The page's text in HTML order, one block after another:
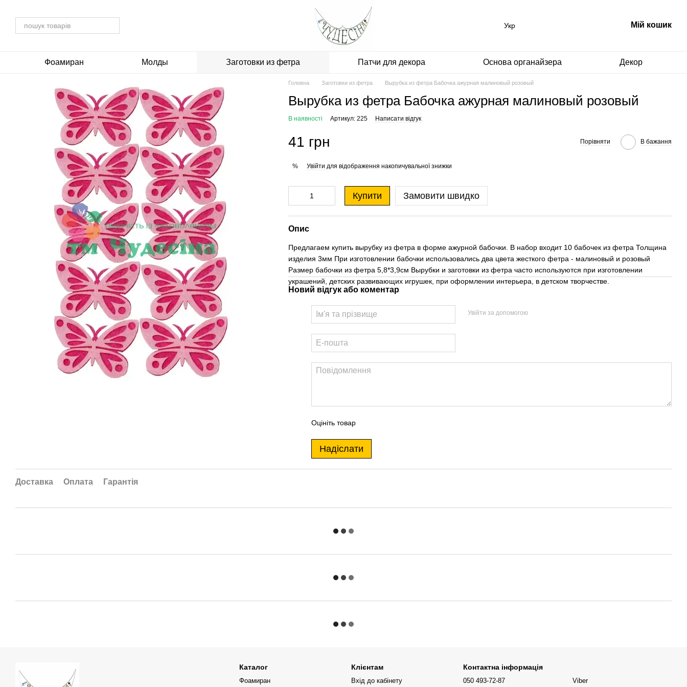
Укр Мій кошик
Фоамиран Молды Заготовки из фетра Патчи для декора Основа органайзера Декор
Головна Заготовки из фетра Вырубка из фетра Бабочка ажурная малиновый розовый
Вырубка из фетра Бабочка ажурная малиновый розовый
В наявності Артикул: 225 Написати відгук
41 грн Порівняти В бажання
% Увійти для відображення накопичувальної знижки
Купити Замовити швидко
Опис
Предлагаем купить вырубку из фетра в форме ажурной бабочки. В набор входит 10 бабочек из фетра Толщина
изделия 3мм При изготовлении бабочки использовались два цвета жесткого фетра - малиновый и розовый
Размер бабочки из фетра 5,8*3,9см Вырубки и заготовки из фетра часто используются при изготовлении
украшений, детских развивающих игрушек, при оформлении интерьера, в детском творчестве.
Новий відгук або коментар
Увійти за допомогою
Оцініть товар
Надіслати
Доставка Оплата Гарантія
Каталог
Фоамиран
Клієнтам
Вхід до кабінету
Контактна інформація
050 493-72-87 Viber